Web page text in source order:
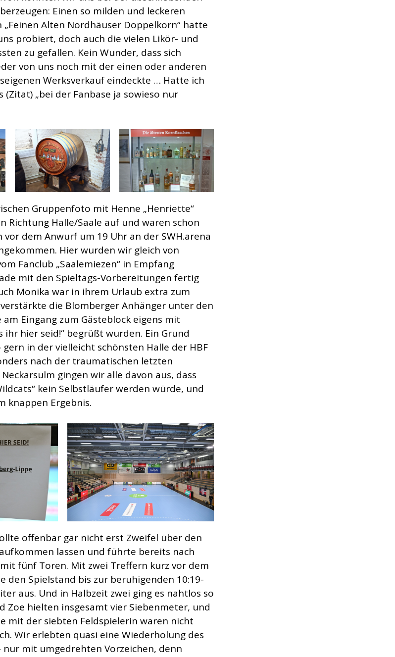
Einen so milden und leckeren
Alten Nordhäuser Doppelkorn“ hatte
probiert, doch auch die vielen Likör- und
zu gefallen. Kein Wunder, dass sich
von uns noch mit der einen oder anderen
Werksverkauf eindeckte … Hatte ich
(Zitat) „bei der Fanbase ja sowieso nur
Gruppenfoto mit Henne „Henriette“
Richtung Halle/Saale auf und waren schon
vor dem Anwurf um 19 Uhr an der SWH.arena
Hier wurden wir gleich von
Fanclub „Saalemiezen“ in Empfang
mit den Spieltags-Vorbereitungen fertig
Monika war in ihrem Urlaub extra zum
die Blomberger Anhänger unter den
am Eingang zum Gästeblock eigens mit
ihr hier seid!“ begrüßt wurden. Ein Grund
in der vielleicht schönsten Halle der HBF
nach der traumatischen letzten
gingen wir alle davon aus, dass
kein Selbstläufer werden würde, und
knappen Ergebnis.
offenbar gar nicht erst Zweifel über den
lassen und führte bereits nach
fünf Toren. Mit zwei Treffern kurz vor dem
den Spielstand bis zur beruhigenden 10:19-
aus. Und in Halbzeit zwei ging es nahtlos so
Zoe hielten insgesamt vier Siebenmeter, und
mit der siebten Feldspielerin waren nicht
Wir erlebten quasi eine Wiederholung des
nur mit umgedrehten Vorzeichen, denn